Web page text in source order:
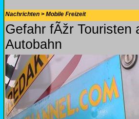
Nachrichten > Mobile Freizeit
Gefahr fÃžr Touristen
Autobahn